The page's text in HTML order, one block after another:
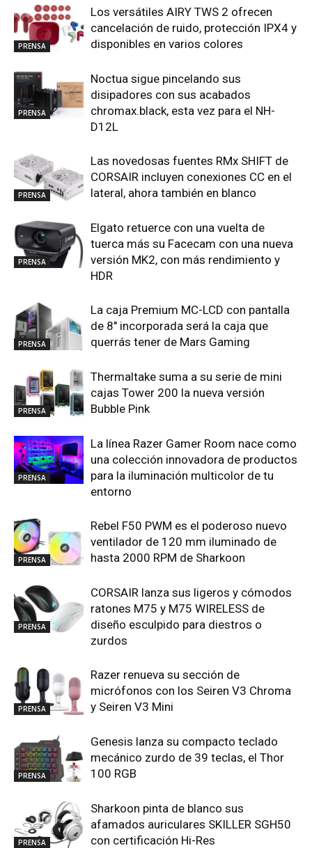
PRENSA
Los versátiles AIRY TWS 2 ofrecen
cancelación de ruido, protección IPX4 y
disponibles en varios colores
PRENSA
Noctua sigue pincelando sus
disipadores con sus acabados
chromax.black, esta vez para el NH-
D12L
PRENSA
Las novedosas fuentes RMx SHIFT de
CORSAIR incluyen conexiones CC en el
lateral, ahora también en blanco
PRENSA
Elgato retuerce con una vuelta de
tuerca más su Facecam con una nueva
versión MK2, con más rendimiento y
HDR
PRENSA
La caja Premium MC-LCD con pantalla
de 8″ incorporada será la caja que
querrás tener de Mars Gaming
PRENSA
Thermaltake suma a su serie de mini
cajas Tower 200 la nueva versión
Bubble Pink
PRENSA
La línea Razer Gamer Room nace como
una colección innovadora de productos
para la iluminación multicolor de tu
entorno
PRENSA
Rebel F50 PWM es el poderoso nuevo
ventilador de 120 mm iluminado de
hasta 2000 RPM de Sharkoon
PRENSA
CORSAIR lanza sus ligeros y cómodos
ratones M75 y M75 WIRELESS de
diseño esculpido para diestros o
zurdos
PRENSA
Razer renueva su sección de
micrófonos con los Seiren V3 Chroma
y Seiren V3 Mini
PRENSA
Genesis lanza su compacto teclado
mecánico zurdo de 39 teclas, el Thor
100 RGB
PRENSA
Sharkoon pinta de blanco sus
afamados auriculares SKILLER SGH50
con certificación Hi-Res